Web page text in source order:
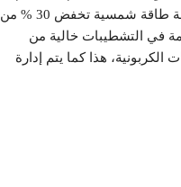
تكنولوجيا الليد وحساسات الاضاءة الموفرة للطاقة الكهربائية هذا بخلاف تركيب محطة طاقة شمسية تخفض 30 % من
في التشطيبات خالية من
الكربونية، هذا كما يتم إدارة